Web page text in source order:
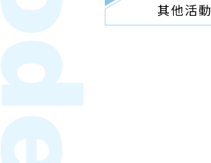
其他活動